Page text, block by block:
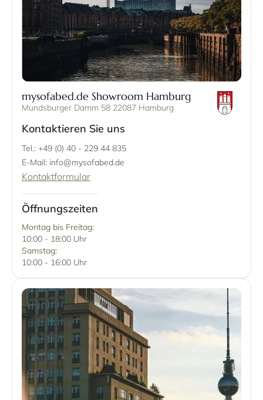
mysofabed.de Showroom Hamburg
Mundsburger Damm 58 22087 Hamburg
Kontaktieren Sie uns
Tel.: +49 (0) 40 - 229 44 835
E-Mail: info@mysofabed.de
Kontaktformular
Öffnungszeiten
Montag bis Freitag:
10:00 - 18:00 Uhr
Samstag:
10:00 - 16:00 Uhr